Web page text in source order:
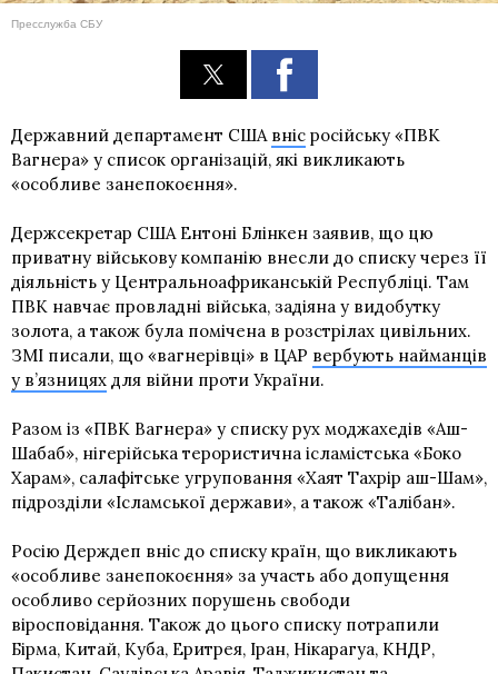
Пресслужба СБУ
Державний департамент США вніс російську «ПВК
Вагнера» у список організацій, які викликають
«особливе занепокоєння».
Держсекретар США Ентоні Блінкен заявив, що цю
приватну військову компанію внесли до списку через її
діяльність у Центральноафриканській Республіці. Там
ПВК навчає провладні війська, задіяна у видобутку
золота, а також була помічена в розстрілах цивільних.
ЗМІ писали, що «вагнерівці» в ЦАР вербують найманців
у в’язницях для війни проти України.
Разом із «ПВК Вагнера» у списку рух моджахедів «Аш-
Шабаб», нігерійська терористична ісламістська «Боко
Харам», салафітське угруповання «Хаят Тахрір аш-Шам»,
підрозділи «Ісламської держави», а також «Талібан».
Росію Держдеп вніс до списку країн, що викликають
«особливе занепокоєння» за участь або допущення
особливо серйозних порушень свободи
віросповідання. Також до цього списку потрапили
Бірма, Китай, Куба, Еритрея, Іран, Нікарагуа, КНДР,